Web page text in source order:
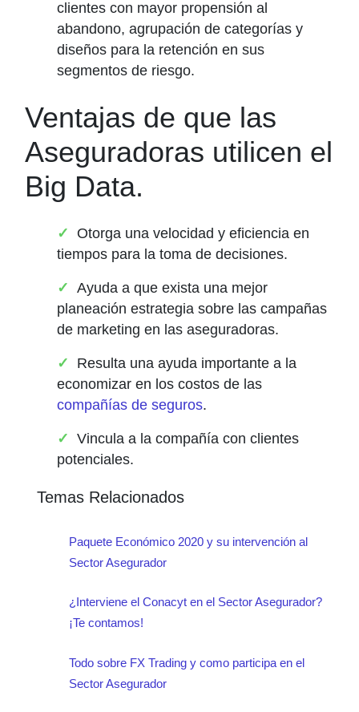
clientes con mayor propensión al
abandono, agrupación de categorías y
diseños para la retención en sus
segmentos de riesgo.
Ventajas de que las
Aseguradoras utilicen el
Big Data.
Otorga una velocidad y eficiencia en
tiempos para la toma de decisiones.
Ayuda a que exista una mejor
planeación estrategia sobre las campañas
de marketing en las aseguradoras.
Resulta una ayuda importante a la
economizar en los costos de las
compañías de seguros.
Vincula a la compañía con clientes
potenciales.
Temas Relacionados
Paquete Económico 2020 y su intervención al
Sector Asegurador
¿Interviene el Conacyt en el Sector Asegurador?
¡Te contamos!
Todo sobre FX Trading y como participa en el
Sector Asegurador